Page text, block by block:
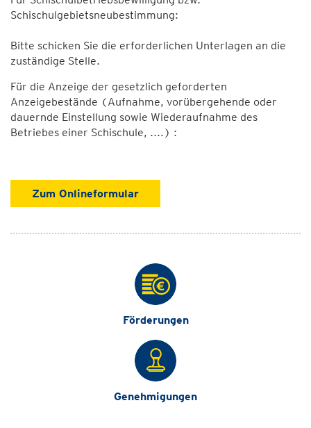
Schischulgebietsneubestimmung:
Bitte schicken Sie die erforderlichen Unterlagen an die
zuständige Stelle.
Für die Anzeige der gesetzlich geforderten
Anzeigebestände (Aufnahme, vorübergehende oder
dauernde Einstellung sowie Wiederaufnahme des
Betriebes einer Schischule, ....) :
Zum Onlineformular
Förderungen
Genehmigungen